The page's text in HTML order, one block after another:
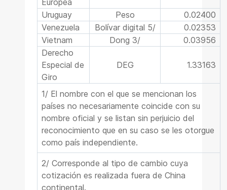
Europea
Uruguay
Peso
0.02400
Venezuela
Bolívar digital 5/
0.02353
Vietnam
Dong 3/
0.03956
Derecho
Especial de
Giro
DEG 1.33163
1/ El nombre con el que se mencionan los
países no necesariamente coincide con su
nombre oficial y se listan sin perjuicio del
reconocimiento que en su caso se les otorgue
como país independiente.
2/ Corresponde al tipo de cambio cuya
cotización es realizada fuera de China
continental.